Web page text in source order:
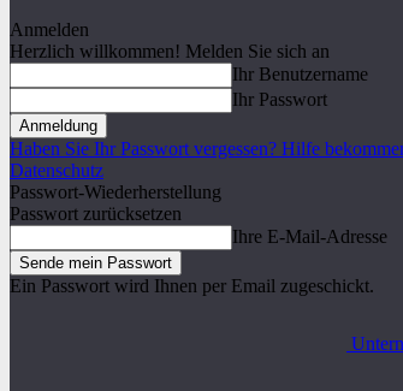
Anmelden
Herzlich willkommen! Melden Sie sich an
Ihr Benutzername
Ihr Passwort
Haben Sie Ihr Passwort vergessen? Hilfe
Datenschutz
Passwort-Wiederherstellung
Passwort zurücksetzen
Ihre E-Mail-Adresse
Ein Passwort wird Ihnen per Email zugeschickt.